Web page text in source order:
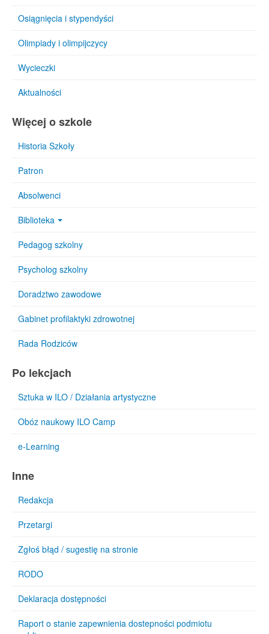
Osiągnięcia i stypendyści
Olimpiady i olimpijczycy
Wycieczki
Aktualności
Więcej o szkole
Historia Szkoły
Patron
Absolwenci
Biblioteka
Pedagog szkolny
Psycholog szkolny
Doradztwo zawodowe
Gabinet profilaktyki zdrowotnej
Rada Rodziców
Po lekcjach
Sztuka w ILO / Działania artystyczne
Obóz naukowy ILO Camp
e-Learning
Inne
Redakcja
Przetargi
Zgłoś błąd / sugestię na stronie
RODO
Deklaracja dostępności
Raport o stanie zapewnienia dostepności podmiotu